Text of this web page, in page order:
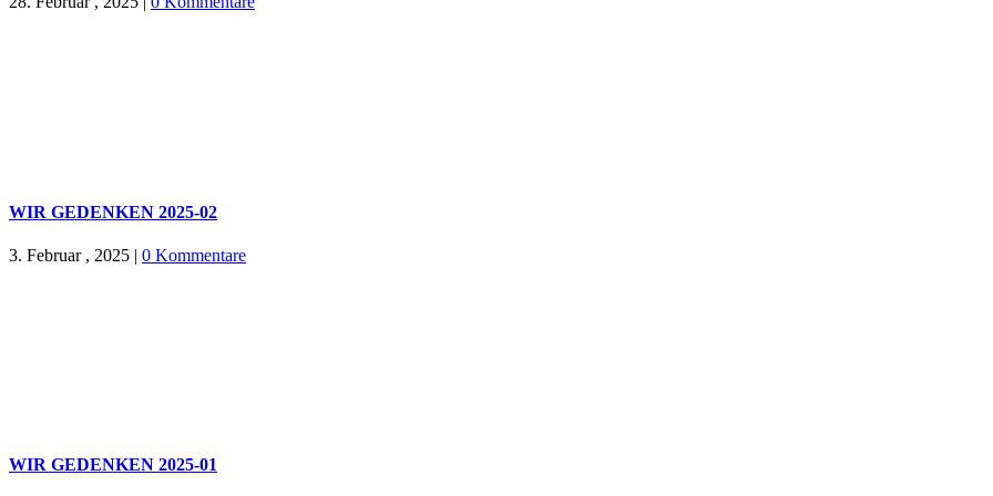
WIR GEDENKEN 2025-02
3. Februar , 2025 | 0 Kommentare
WIR GEDENKEN 2025-01